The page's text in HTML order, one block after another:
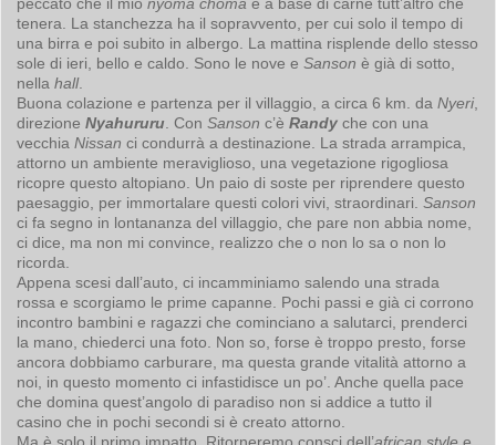
tenera. La stanchezza ha il sopravvento, per cui solo il tempo di
una birra e poi subito in albergo. La mattina risplende dello stesso
sole di ieri, bello e caldo. Sono le nove eSanson è già di sotto,
nellahall.
Buona colazione e partenza per il villaggio, a circa 6 km. daNyeri,
direzioneNyahururu . ConSanson c’èRandy che con una
vecchiaNissan ci condurrà a destinazione. La strada arrampica,
attorno un ambiente meraviglioso, una vegetazione rigogliosa
ricopre questo altopiano. Un paio di soste per riprendere questo
paesaggio, per immortalare questi colori vivi, straordinari.Sanson
ci fa segno in lontananza del villaggio, che pare non abbia nome,
ci dice, ma non mi convince, realizzo che o non lo sa o non lo
ricorda.
Appena scesi dall’auto, ci incamminiamo salendo una strada
rossa e scorgiamo le prime capanne. Pochi passi e già ci corrono
incontro bambini e ragazzi che cominciano a salutarci, prenderci
la mano, chiederci una foto. Non so, forse è troppo presto, forse
ancora dobbiamo carburare, ma questa grande vitalità attorno a
noi, in questo momento ci infastidisce un po’. Anche quella pace
che domina quest’angolo di paradiso non si addice a tutto il
casino che in pochi secondi si è creato attorno.
Ma è solo il primo impatto. Ritorneremo consci dell’african style e